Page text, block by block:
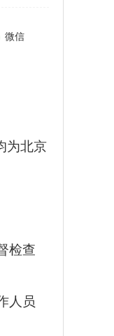
微信
为北京
检查
人员